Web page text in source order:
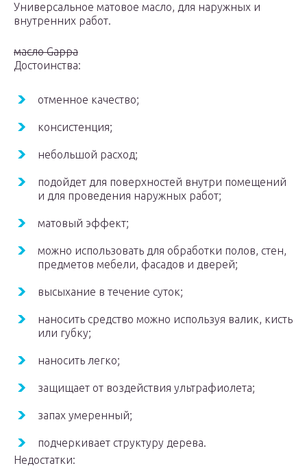
Универсальное матовое масло, для наружных и
внутренних работ.
масло Gappa
Достоинства:
отменное качество;
консистенция;
небольшой расход;
подойдет для поверхностей внутри помещений
и для проведения наружных работ;
матовый эффект;
можно использовать для обработки полов, стен,
предметов мебели, фасадов и дверей;
высыхание в течение суток;
наносить средство можно используя валик, кисть
или губку;
наносить легко;
защищает от воздействия ультрафиолета;
запах умеренный;
подчеркивает структуру дерева.
Недостатки: